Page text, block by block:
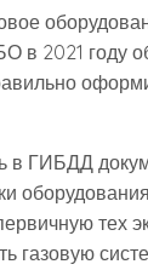
в 2021 году
в ГИБДД
тех
газовую